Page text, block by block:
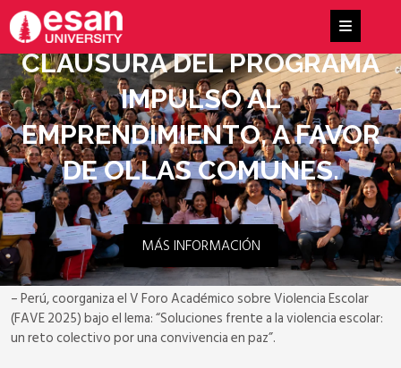
CLAUSURA DEL PROGRAMA
IMPULSO AL
EMPRENDIMIENTO, A FAVOR
DE OLLAS COMUNES.
MÁS INFORMACIÓN
ESAN, en alianza con la Asociación Educativa Convivencia en la
Escuela (AECE) y la Organización de los Estados Americanos (OEA)
– Perú, coorganiza el V Foro Académico sobre Violencia Escolar
(FAVE 2025) bajo el lema: “Soluciones frente a la violencia escolar:
un reto colectivo por una convivencia en paz”.